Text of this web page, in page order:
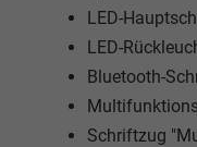
LED-
LED-
Bluetooth-
Schriftzug